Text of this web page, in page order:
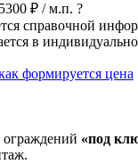
₽ / м.п. ?
справочной
в
формируется цена
«под